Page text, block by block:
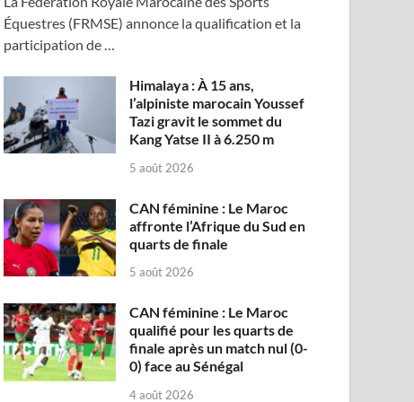
Équestres (FRMSE) annonce la qualification et la
participation de …
Himalaya : À 15 ans,
l’alpiniste marocain Youssef
Tazi gravit le sommet du
Kang Yatse II à 6.250 m
5 août 2026
CAN féminine : Le Maroc
affronte l’Afrique du Sud en
quarts de finale
5 août 2026
CAN féminine : Le Maroc
qualifié pour les quarts de
finale après un match nul (0-
0) face au Sénégal
4 août 2026